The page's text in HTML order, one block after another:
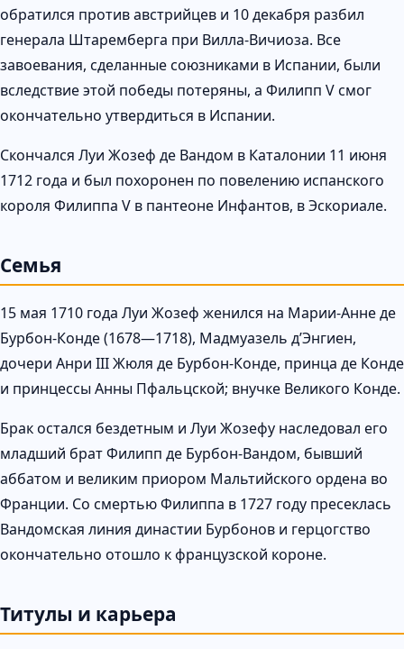
обратился против австрийцев и 10 декабря разбил
генерала Штаремберга при Вилла-Вичиоза. Все
завоевания, сделанные союзниками в Испании, были
вследствие этой победы потеряны, а Филипп V смог
окончательно утвердиться в Испании.
Скончался Луи Жозеф де Вандом в Каталонии 11 июня
1712 года и был похоронен по повелению испанского
короля Филиппа V в пантеоне Инфантов, в Эскориале.
Семья
15 мая 1710 года Луи Жозеф женился на Марии-Анне де
Бурбон-Конде (1678—1718), Мадмуазель д’Энгиен,
дочери Анри III Жюля де Бурбон-Конде, принца де Конде
и принцессы Анны Пфальцской; внучке Великого Конде.
Брак остался бездетным и Луи Жозефу наследовал его
младший брат Филипп де Бурбон-Вандом, бывший
аббатом и великим приором Мальтийского ордена во
Франции. Со смертью Филиппа в 1727 году пресеклась
Вандомская линия династии Бурбонов и герцогство
окончательно отошло к французской короне.
Титулы и карьера